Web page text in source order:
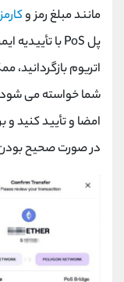
مانند مبلغ رمز و
پلPoSبا تأییدیه
شما خواسته می
امضا و تأیید کنید و
در صورت صحیح بودن